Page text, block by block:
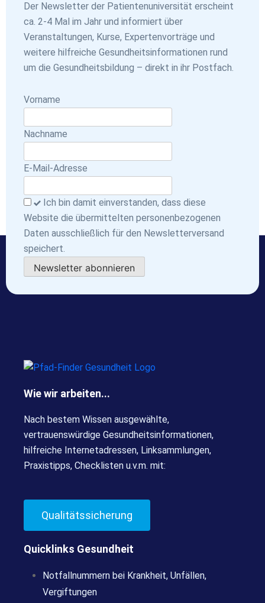
Der Newsletter der Patientenuniversität erscheint
ca. 2-4 Mal im Jahr und informiert über
Veranstaltungen, Kurse, Expertenvorträge und
weitere hilfreiche Gesundheitsinformationen rund
um die Gesundheitsbildung – direkt in ihr Postfach.
Vorname
Nachname
E-Mail-Adresse
Ich bin damit einverstanden, dass diese
Website die übermittelten personenbezogenen
Daten ausschließlich für den Newsletterversand
speichert.
Newsletter abonnieren
Wie wir arbeiten...
Nach bestem Wissen ausgewählte,
vertrauenswürdige Gesundheitsinformationen,
hilfreiche Internetadressen, Linksammlungen,
Praxistipps, Checklisten u.v.m. mit:
Qualitätssicherung
Quicklinks Gesundheit
Notfallnummern bei Krankheit, Unfällen,
Vergiftungen